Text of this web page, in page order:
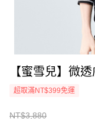
【蜜雪兒】微
超取滿NT$399免運
NT$3,880